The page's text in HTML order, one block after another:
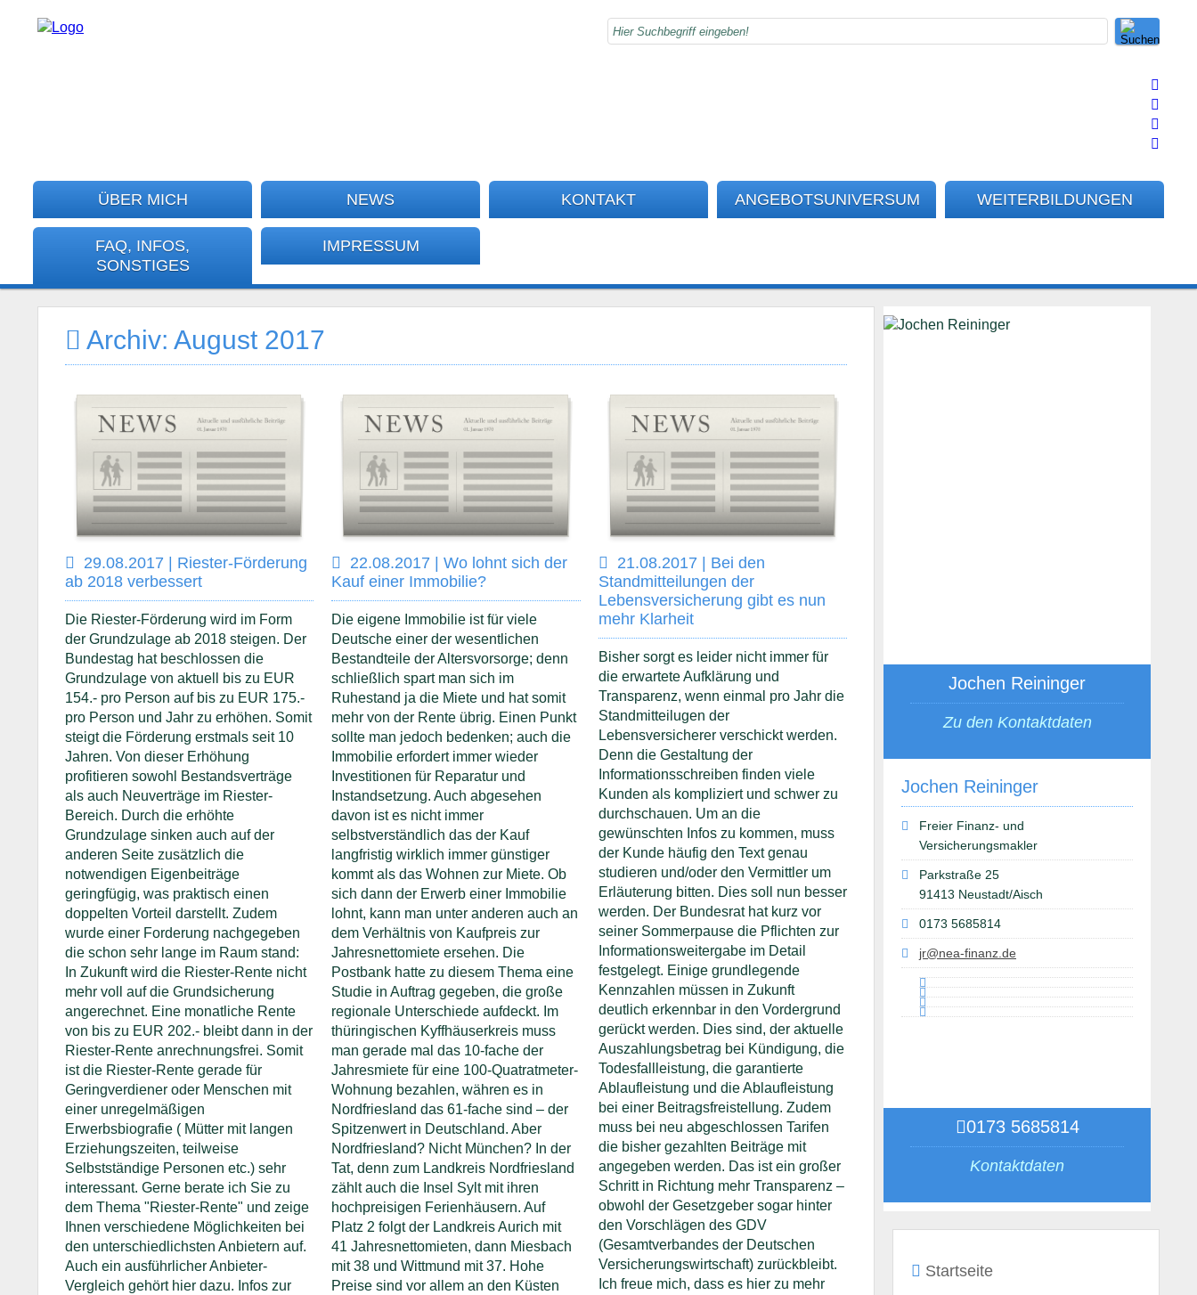
ÜBER MICH NEWS KONTAKT ANGEBOTSUNIVERSUM WEITERBILDUNGEN
FAQ, INFOS,
SONSTIGES
IMPRESSUM
Jochen Reininger
Zu den Kontaktdaten
Jochen Reininger
Freier Finanz- und
Versicherungsmakler
Parkstraße 25
91413 Neustadt/Aisch
0173 5685814
jr@nea-finanz.de
0173 5685814
Kontaktdaten
Startseite
Archiv: August 2017
29.08.2017 | Riester-Förderung
ab 2018 verbessert
Die Riester-Förderung wird im Form
der Grundzulage ab 2018 steigen. Der
Bundestag hat beschlossen die
Grundzulage von aktuell bis zu EUR
154.- pro Person auf bis zu EUR 175.-
pro Person und Jahr zu erhöhen. Somit
steigt die Förderung erstmals seit 10
Jahren. Von dieser Erhöhung
profitieren sowohl Bestandsverträge
als auch Neuverträge im Riester-
Bereich. Durch die erhöhte
Grundzulage sinken auch auf der
anderen Seite zusätzlich die
notwendigen Eigenbeiträge
geringfügig, was praktisch einen
doppelten Vorteil darstellt. Zudem
wurde einer Forderung nachgegeben
die schon sehr lange im Raum stand:
In Zukunft wird die Riester-Rente nicht
mehr voll auf die Grundsicherung
angerechnet. Eine monatliche Rente
von bis zu EUR 202.- bleibt dann in der
Riester-Rente anrechnungsfrei. Somit
ist die Riester-Rente gerade für
Geringverdiener oder Menschen mit
einer unregelmäßigen
Erwerbsbiografie ( Mütter mit langen
Erziehungszeiten, teilweise
Selbstständige Personen etc.) sehr
interessant. Gerne berate ich Sie zu
dem Thema "Riester-Rente" und zeige
Ihnen verschiedene Möglichkeiten bei
den unterschiedlichsten Anbietern auf.
Auch ein ausführlicher Anbieter-
Vergleich gehört hier dazu. Infos zur
22.08.2017 | Wo lohnt sich der
Kauf einer Immobilie?
Die eigene Immobilie ist für viele
Deutsche einer der wesentlichen
Bestandteile der Altersvorsorge; denn
schließlich spart man sich im
Ruhestand ja die Miete und hat somit
mehr von der Rente übrig. Einen Punkt
sollte man jedoch bedenken; auch die
Immobilie erfordert immer wieder
Investitionen für Reparatur und
Instandsetzung. Auch abgesehen
davon ist es nicht immer
selbstverständlich das der Kauf
langfristig wirklich immer günstiger
kommt als das Wohnen zur Miete. Ob
sich dann der Erwerb einer Immobilie
lohnt, kann man unter anderen auch an
dem Verhältnis von Kaufpreis zur
Jahresnettomiete ersehen. Die
Postbank hatte zu diesem Thema eine
Studie in Auftrag gegeben, die große
regionale Unterschiede aufdeckt. Im
thüringischen Kyffhäuserkreis muss
man gerade mal das 10-fache der
Jahresmiete für eine 100-Quatratmeter-
Wohnung bezahlen, währen es in
Nordfriesland das 61-fache sind – der
Spitzenwert in Deutschland. Aber
Nordfriesland? Nicht München? In der
Tat, denn zum Landkreis Nordfriesland
zählt auch die Insel Sylt mit ihren
hochpreisigen Ferienhäusern. Auf
Platz 2 folgt der Landkreis Aurich mit
41 Jahresnettomieten, dann Miesbach
mit 38 und Wittmund mit 37. Hohe
Preise sind vor allem an den Küsten
21.08.2017 | Bei den
Standmitteilungen der
Lebensversicherung gibt es nun
mehr Klarheit
Bisher sorgt es leider nicht immer für
die erwartete Aufklärung und
Transparenz, wenn einmal pro Jahr die
Standmitteilugen der
Lebensversicherer verschickt werden.
Denn die Gestaltung der
Informationsschreiben finden viele
Kunden als kompliziert und schwer zu
durchschauen. Um an die
gewünschten Infos zu kommen, muss
der Kunde häufig den Text genau
studieren und/oder den Vermittler um
Erläuterung bitten. Dies soll nun besser
werden. Der Bundesrat hat kurz vor
seiner Sommerpause die Pflichten zur
Informationsweitergabe im Detail
festgelegt. Einige grundlegende
Kennzahlen müssen in Zukunft
deutlich erkennbar in den Vordergrund
gerückt werden. Dies sind, der aktuelle
Auszahlungsbetrag bei Kündigung, die
Todesfallleistung, die garantierte
Ablaufleistung und die Ablaufleistung
bei einer Beitragsfreistellung. Zudem
muss bei neu abgeschlossen Tarifen
die bisher gezahlten Beiträge mit
angegeben werden. Das ist ein großer
Schritt in Richtung mehr Transparenz –
obwohl der Gesetzgeber sogar hinter
den Vorschlägen des GDV
(Gesamtverbandes der Deutschen
Versicherungswirtschaft) zurückbleibt.
Ich freue mich, dass es hier zu mehr